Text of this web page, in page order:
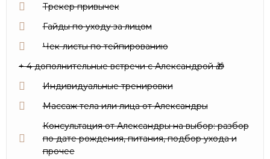
Трекер привычек
Гайды по уходу за лицом
Чек-листы по тейпированию
+ 4 дополнительные встречи с Александрой 🎁
Индивидуальные тренировки
Массаж тела или лица от Александры
Консультация от Александры на выбор: разбор
по дате рождения, питания, подбор ухода и
прочее